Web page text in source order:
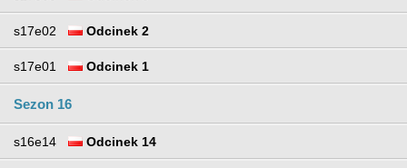
s17e02 Odcinek 2
s17e01 Odcinek 1
Sezon 16
s16e14 Odcinek 14